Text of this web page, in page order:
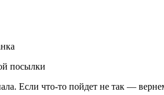
посылки
Если что-то пойдет не так —